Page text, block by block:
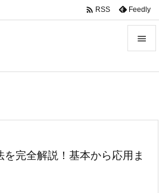



 RSS Feedly
完全解説！基本から応用ま